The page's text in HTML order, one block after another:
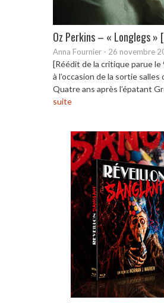
Oz Perkins – « Longlegs »
Anna Fournier - 26 novembre
[Réédit de la critique parue le
à l’occasion de la sortie salles
Quatre ans après l’épatant
suite